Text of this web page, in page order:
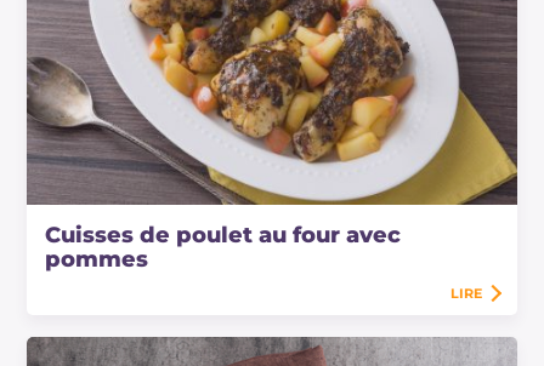
Cuisses de poulet au four avec
pommes
LIRE